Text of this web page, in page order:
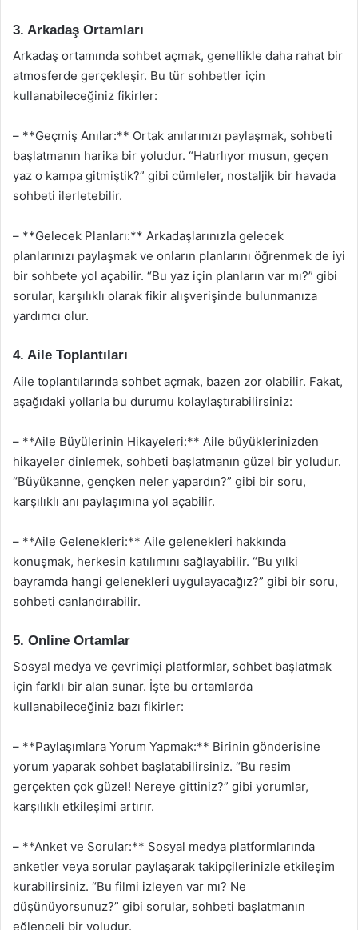
3. Arkadaş Ortamları
Arkadaş ortamında sohbet açmak, genellikle daha rahat bir
atmosferde gerçekleşir. Bu tür sohbetler için
kullanabileceğiniz fikirler:
– **Geçmiş Anılar:** Ortak anılarınızı paylaşmak, sohbeti
başlatmanın harika bir yoludur. “Hatırlıyor musun, geçen
yaz o kampa gitmiştik?” gibi cümleler, nostaljik bir havada
sohbeti ilerletebilir.
– **Gelecek Planları:** Arkadaşlarınızla gelecek
planlarınızı paylaşmak ve onların planlarını öğrenmek de iyi
bir sohbete yol açabilir. “Bu yaz için planların var mı?” gibi
sorular, karşılıklı olarak fikir alışverişinde bulunmanıza
yardımcı olur.
4. Aile Toplantıları
Aile toplantılarında sohbet açmak, bazen zor olabilir. Fakat,
aşağıdaki yollarla bu durumu kolaylaştırabilirsiniz:
– **Aile Büyülerinin Hikayeleri:** Aile büyüklerinizden
hikayeler dinlemek, sohbeti başlatmanın güzel bir yoludur.
“Büyükanne, gençken neler yapardın?” gibi bir soru,
karşılıklı anı paylaşımına yol açabilir.
– **Aile Gelenekleri:** Aile gelenekleri hakkında
konuşmak, herkesin katılımını sağlayabilir. “Bu yılki
bayramda hangi gelenekleri uygulayacağız?” gibi bir soru,
sohbeti canlandırabilir.
5. Online Ortamlar
Sosyal medya ve çevrimiçi platformlar, sohbet başlatmak
için farklı bir alan sunar. İşte bu ortamlarda
kullanabileceğiniz bazı fikirler:
– **Paylaşımlara Yorum Yapmak:** Birinin gönderisine
yorum yaparak sohbet başlatabilirsiniz. “Bu resim
gerçekten çok güzel! Nereye gittiniz?” gibi yorumlar,
karşılıklı etkileşimi artırır.
– **Anket ve Sorular:** Sosyal medya platformlarında
anketler veya sorular paylaşarak takipçilerinizle etkileşim
kurabilirsiniz. “Bu filmi izleyen var mı? Ne
düşünüyorsunuz?” gibi sorular, sohbeti başlatmanın
eğlenceli bir yoludur.